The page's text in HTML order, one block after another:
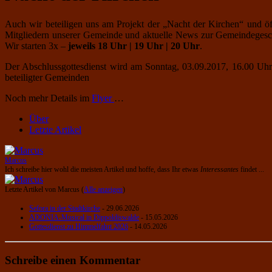
Auch wir beteiligen uns am Projekt der „Nacht der Kirchen“ und
Mitgliedern unserer Gemeinde und aktuelle News zur
Wir starten 3x – jeweils 18 Uhr | 19 Uhr | 20 Uhr.
Der Abschlussgottesdienst wird am Sonntag, 03.09.2017, 16.00
beteiligter Gemeinden
Noch mehr Details im Flyer …
Über
Letzte Artikel
Marcus
Ich schreibe hier wohl die meisten Artikel und hoffe, dass Ihr etwas Interessantes findet ...
Letzte Artikel von Marcus (Alle anzeigen)
Sefora in der Stadtkirche - 29.06.2026
ADONIA-Musical in Dippoldiswalde - 15.05.2026
Gottesdienst zu Himmelfahrt 2026 - 14.05.2026
Schreibe einen Kommentar